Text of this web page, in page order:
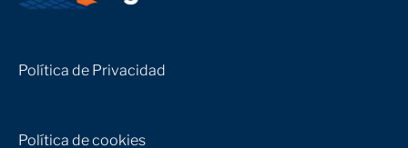
Política de Privacidad
Política de cookies